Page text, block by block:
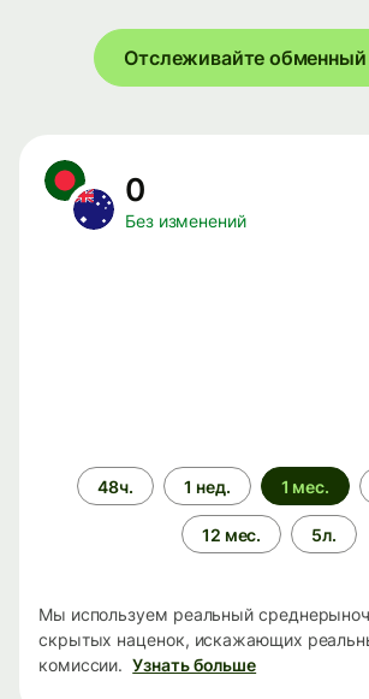
Отслеживайте обменный
0
Без изменений
Период
времени
48ч. 1 нед. 1 мес.
12 мес. 5л.
Мы используем реальный
скрытых наценок, искажающих
комиссии. Узнать больше